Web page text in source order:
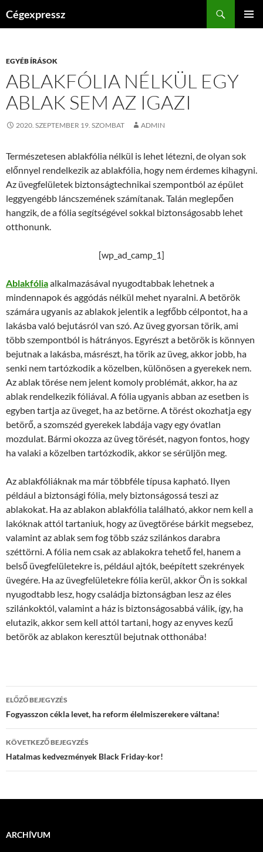
Cégexpressz
EGYÉB ÍRÁSOK
ABLAKFÓLIA NÉLKÜL EGY
ABLAK SEM AZ IGAZI
2020. SZEPTEMBER 19. SZOMBAT ADMIN
Természetesen ablakfólia nélkül is lehet létezni, de olyan sok
előnnyel rendelkezik az ablakfólia, hogy nem érdemes kihagyni.
Az üvegfelületek biztonságtechnikai szempontból az épület
leggyengébb láncszemének számítanak. Talán meglepően
hangzik, de a fólia segítségével sokkal biztonságosabb lehet
otthonunk.
[wp_ad_camp_1]
Ablakfóliaalkalmazásával nyugodtabbak lehetnek a
mindennapok és aggódás nélkül mehet nyaralni. A betörök
számára ugyanis az ablakok jelentik a legfőbb célpontot, ha a
lakásba való bejutásról van szó. Az üveg gyorsan törik, ami
több szempontból is hátrányos. Egyrészt a betörök is könnyen
bejutnak a lakásba, másrészt, ha törik az üveg, akkor jobb, ha
senki nem tartózkodik a közelben, különösen a gyerekek nem.
Az ablak törése nem jelent komoly problémát, akkor, ha az
ablak rendelkezik fóliával. A fólia ugyanis abban az esetben is
egyben tartja az üveget, ha az betörne. A törést okozhatja egy
betörő, a szomszéd gyerekek labdája vagy egy óvatlan
mozdulat. Bármi okozza az üveg törését, nagyon fontos, hogy
ha valaki a közelben tartózkodik, akkor se sérüljön meg.
Az ablakfóliáknak ma már többféle típusa kapható. Ilyen
például a biztonsági fólia, mely biztonságossá teszi az
ablakokat. Ha az ablakon ablakfólia található, akkor nem kell a
lakóknak attól tartaniuk, hogy az üvegtörése bárkit megsebez,
valamint az ablak sem fog több száz szilánkos darabra
széttörni. A fólia nem csak az ablakokra tehető fel, hanem a
belső üvegfelületekre is, például ajtók, beépített szekrények
üvegére. Ha az üvegfelületekre fólia kerül, akkor Ön is sokkal
nyugodtabb lesz, hogy családja biztonságban lesz az éles
szilánkoktól, valamint a ház is biztonságosabbá válik, így, ha
elutazik, akkor sem kell attól tartani, hogy az enyves kezű
betörök az ablakon keresztül bejutnak otthonába!
Bejegyzés
navigáció
ELŐZŐ BEJEGYZÉS
Fogyasszon cékla levet, ha reform élelmiszerekere váltana!
KÖVETKEZŐ BEJEGYZÉS
Hatalmas kedvezmények Black Friday-kor!
ARCHÍVUM